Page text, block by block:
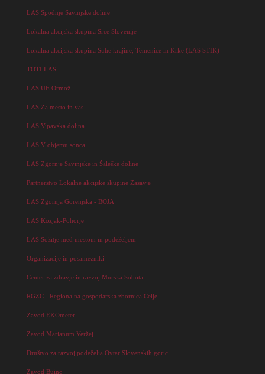
LAS Spodnje Savinjske doline
Lokalna akcijska skupina Srce Slovenije
Lokalna akcijska skupina Suhe krajine, Temenice in Krke (LAS STIK)
TOTI LAS
LAS UE Ormož
LAS Za mesto in vas
LAS Vipavska dolina
LAS V objemu sonca
LAS Zgornje Savinjske in Šaleške doline
Partnerstvo Lokalne akcijske skupine Zasavje
LAS Zgornja Gorenjska - BOJA
LAS Kozjak-Pohorje
LAS Sožitje med mestom in podeželjem
Organizacije in posamezniki
Center za zdravje in razvoj Murska Sobota
RGZC - Regionalna gospodarska zbornica Celje
Zavod EKOmeter
Zavod Marianum Veržej
Društvo za razvoj podeželja Ovtar Slovenskih goric
Zavod Buinc